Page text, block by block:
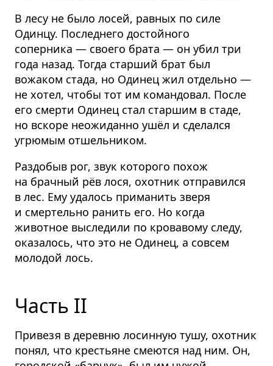
В лесу не было лосей, равных по силе
Одинцу. Последнего достойного
соперника — своего брата — он убил три
года назад. Тогда старший брат был
вожаком стада, но Одинец жил отдельно —
не хотел, чтобы тот им командовал. После
его смерти Одинец стал старшим в стаде,
но вскоре неожиданно ушёл и сделался
угрюмым отшельником.
Раздобыв рог, звук которого похож
на брачный рёв лося, охотник отправился
в лес. Ему удалось приманить зверя
и смертельно ранить его. Но когда
животное выследили по кровавому следу,
оказалось, что это не Одинец, а совсем
молодой лось.
Часть II
Привезя в деревню лосинную тушу, охотник
понял, что крестьяне смеются над ним. Он,